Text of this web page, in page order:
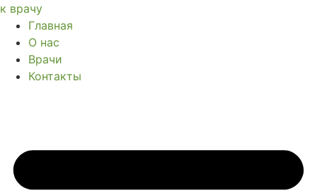
к врачу
Главная
О нас
Врачи
Контакты